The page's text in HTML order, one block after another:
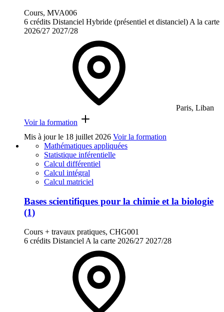
Cours, MVA006
6 crédits Distanciel Hybride (présentiel et distanciel)A la carte
2026/27 2027/28
Paris, Liban
Voir la formation
Mis à jour le 18 juillet 2026 Voir la formation
Mathématiques appliquées
Statistique inférentielle
Calcul différentiel
Calcul intégral
Calcul matriciel
Bases scientifiques pour la chimie et la biologie
(1)
Cours + travaux pratiques, CHG001
6 crédits Distanciel A la carte 2026/27 2027/28